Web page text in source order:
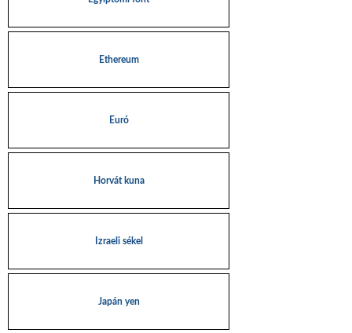
Ethereum
Euró
Horvát kuna
Izraeli sékel
Japán yen